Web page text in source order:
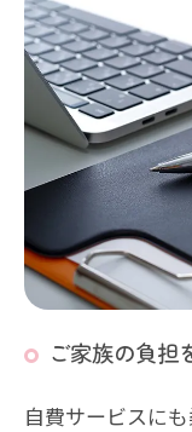
ご家族の負担
自費サービスに